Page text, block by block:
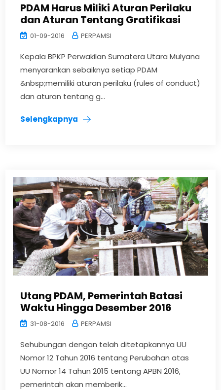
PDAM Harus Miliki Aturan Perilaku
dan Aturan Tentang Gratifikasi
01-09-2016 PERPAMSI
Kepala BPKP Perwakilan Sumatera Utara Mulyana
menyarankan sebaiknya setiap PDAM
&nbsp;memiliki aturan perilaku (rules of conduct)
dan aturan tentang g...
Selengkapnya
Utang PDAM, Pemerintah Batasi
Waktu Hingga Desember 2016
31-08-2016 PERPAMSI
Sehubungan dengan telah ditetapkannya UU
Nomor 12 Tahun 2016 tentang Perubahan atas
UU Nomor 14 Tahun 2015 tentang APBN 2016,
pemerintah akan memberik...